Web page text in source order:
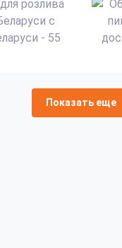
Показать еще